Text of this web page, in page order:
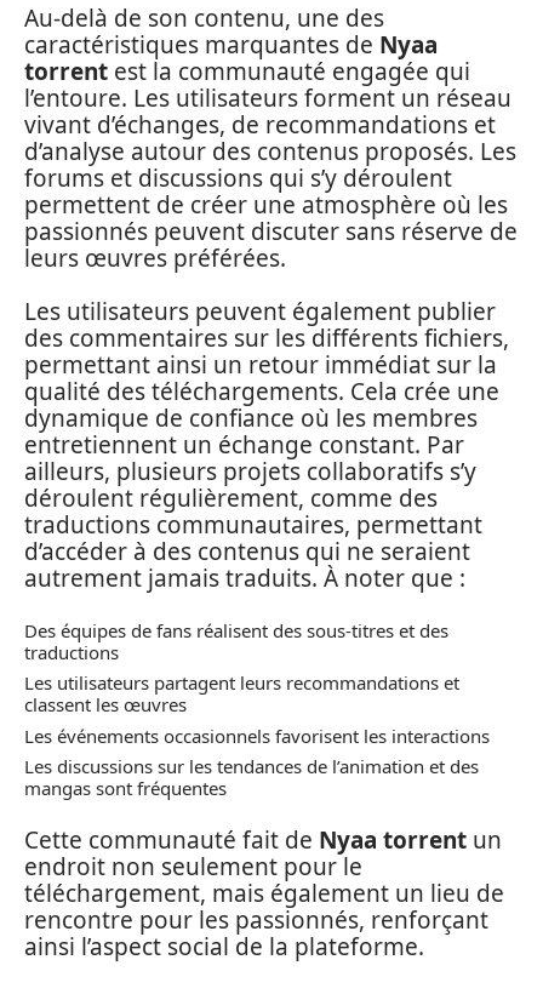
Au-delà de son contenu, une des
caractéristiques marquantes de Nyaa
torrent est la communauté engagée qui
l’entoure. Les utilisateurs forment un réseau
vivant d’échanges, de recommandations et
d’analyse autour des contenus proposés. Les
forums et discussions qui s’y déroulent
permettent de créer une atmosphère où les
passionnés peuvent discuter sans réserve de
leurs œuvres préférées.
Les utilisateurs peuvent également publier
des commentaires sur les différents fichiers,
permettant ainsi un retour immédiat sur la
qualité des téléchargements. Cela crée une
dynamique de confiance où les membres
entretiennent un échange constant. Par
ailleurs, plusieurs projets collaboratifs s’y
déroulent régulièrement, comme des
traductions communautaires, permettant
d’accéder à des contenus qui ne seraient
autrement jamais traduits. À noter que :
Des équipes de fans réalisent des sous-titres et des
traductions
Les utilisateurs partagent leurs recommandations et
classent les œuvres
Les événements occasionnels favorisent les interactions
Les discussions sur les tendances de l’animation et des
mangas sont fréquentes
Cette communauté fait de Nyaa torrent un
endroit non seulement pour le
téléchargement, mais également un lieu de
rencontre pour les passionnés, renforçant
ainsi l’aspect social de la plateforme.